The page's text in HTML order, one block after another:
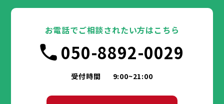
お電話でご相談されたい方はこちら
050-8892-0029
受付時間 9:00~21:00